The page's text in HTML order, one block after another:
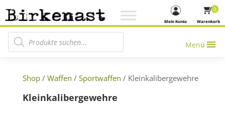
Warenkorb
0
Mein Konto
Products search
Menü
Shop/ Waffen / Sportwaffen / Kleinkalibergewehre
Kleinkalibergewehre